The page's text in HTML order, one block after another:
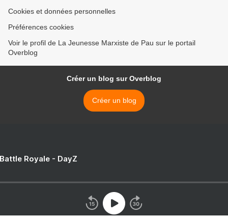
Cookies et données personnelles
Préférences cookies
Voir le profil de La Jeunesse Marxiste de Pau sur le portail
Overblog
Créer un blog sur Overblog
Créer un blog
Royale - DayZ